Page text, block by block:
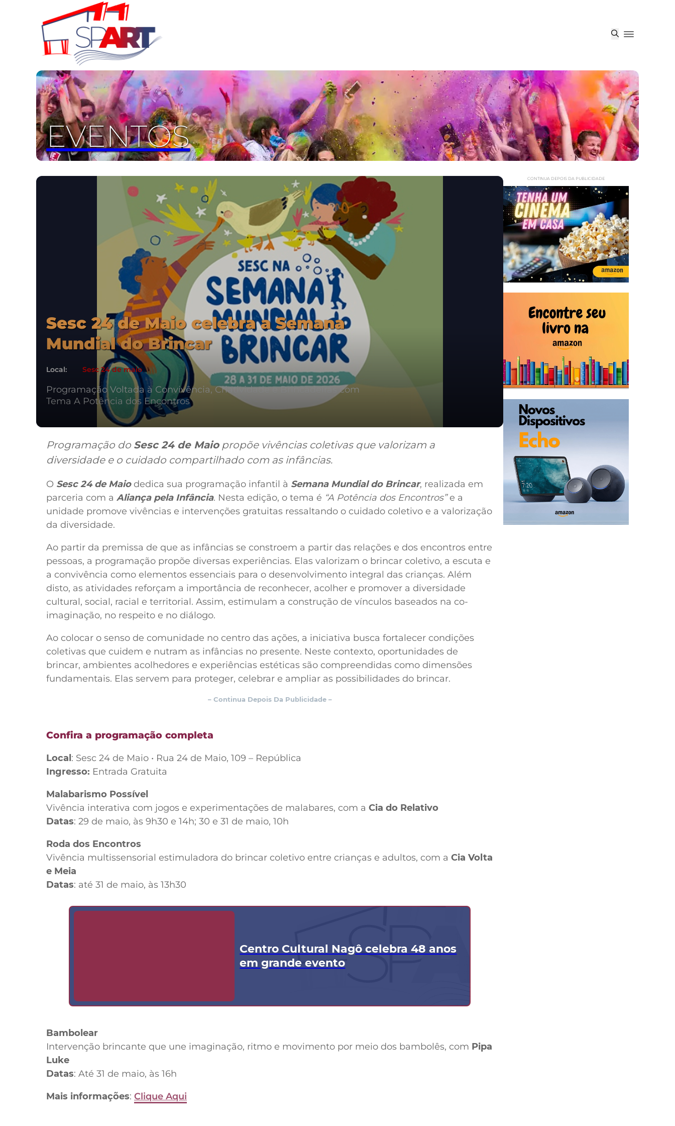
EVENTOS
Sesc 24 de Maio celebra a Semana
Mundial do Brincar
Local: Sesc 24 de maio
Programação Voltada à Convivência, Criatividade e Brincadeiras com
Tema A Potência dos Encontros
Programação do Sesc 24 de Maiopropõe vivências coletivas que valorizam a
diversidade e o cuidado compartilhado com as infâncias.
O Sesc 24 de Maiodedica sua programação infantil à Semana Mundial do Brincar, realizada em
parceria com a Aliança pela Infância. Nesta edição, o tema é “A Potência dos Encontros”e a
unidade promove vivências e intervenções gratuitas ressaltando o cuidado coletivo e a valorização
da diversidade.
Ao partir da premissa de que as infâncias se constroem a partir das relações e dos encontros entre
pessoas, a programação propõe diversas experiências. Elas valorizam o brincar coletivo, a escuta e
a convivência como elementos essenciais para o desenvolvimento integral das crianças. Além
disto, as atividades reforçam a importância de reconhecer, acolher e promover a diversidade
cultural, social, racial e territorial. Assim, estimulam a construção de vínculos baseados na co-
imaginação, no respeito e no diálogo.
Ao colocar o senso de comunidade no centro das ações, a iniciativa busca fortalecer condições
coletivas que cuidem e nutram as infâncias no presente. Neste contexto, oportunidades de
brincar, ambientes acolhedores e experiências estéticas são compreendidas como dimensões
fundamentais. Elas servem para proteger, celebrar e ampliar as possibilidades do brincar.
– Continua Depois Da Publicidade –
Confira a programação completa
Local : Sesc 24 de Maio • Rua 24 de Maio, 109 – República
Ingresso: Entrada Gratuita
Malabarismo Possível
Vivência interativa com jogos e experimentações de malabares, com a Cia do Relativo
Datas: 29 de maio, às 9h30 e 14h; 30 e 31 de maio, 10h
Roda dos Encontros
Vivência multissensorial estimuladora do brincar coletivo entre crianças e adultos, com a Cia Volta
e Meia
Datas: até 31 de maio, às 13h30
Centro Cultural Nagô celebra 48 anos
em grande evento
Bambolear
Intervenção brincante que une imaginação, ritmo e movimento por meio dos bambolês, com Pipa
Luke
Datas: Até 31 de maio, às 16h
Mais informações: Clique Aqui
CONTINUA DEPOIS DA PUBLICIDADE